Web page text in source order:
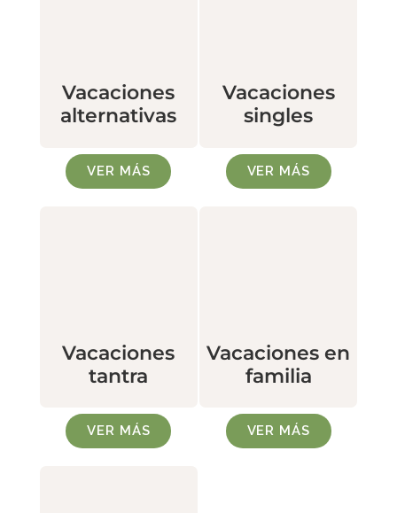
Vacaciones
alternativas
VER MÁS
Vacaciones
singles
VER MÁS
Vacaciones
tantra
VER MÁS
Vacaciones en
familia
VER MÁS